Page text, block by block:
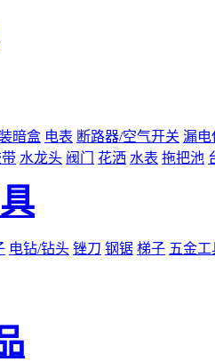
暗盒 电表 断路器/空气开关 漏电
水龙头 阀门 花洒 水表 拖把池
电钻/钻头 锉刀 钢锯 梯子 五金